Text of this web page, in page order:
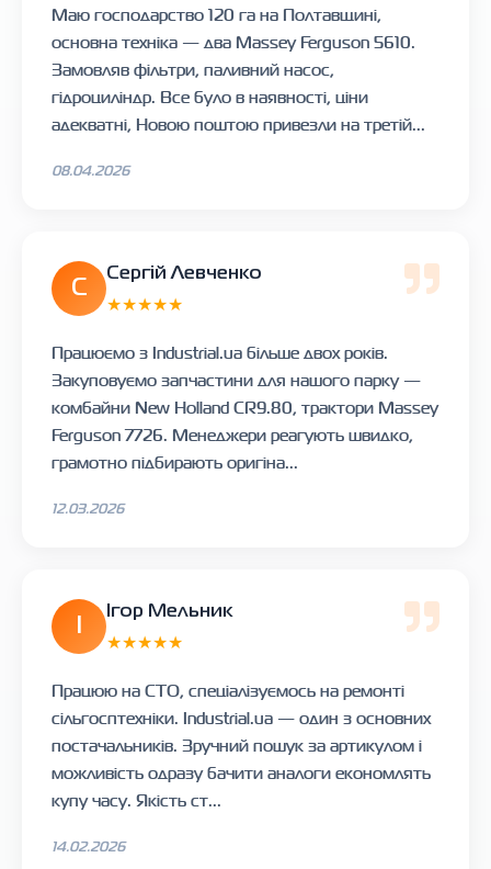
Маю господарство 120 га на Полтавщині,
основна техніка — два Massey Ferguson 5610.
Замовляв фільтри, паливний насос,
гідроциліндр. Все було в наявності, ціни
адекватні, Новою поштою привезли на третій...
08.04.2026
С
Сергій Левченко
★★★★★
Працюємо з Industrial.ua більше двох років.
Закуповуємо запчастини для нашого парку —
комбайни New Holland CR9.80, трактори Massey
Ferguson 7726. Менеджери реагують швидко,
грамотно підбирають оригіна...
12.03.2026
Ігор Мельник
★★★★★
Працюю на СТО, спеціалізуємось на ремонті
сільгосптехніки. Industrial.ua — один з основних
постачальників. Зручний пошук за артикулом і
можливість одразу бачити аналоги економлять
купу часу. Якість ст...
14.02.2026